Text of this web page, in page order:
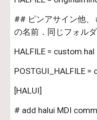
## ピンアサイン他、
の名前．同じフォル
HALFILE = custom.hal
POSTGUI_HALFILE
[HALUI]
# add halui MDI